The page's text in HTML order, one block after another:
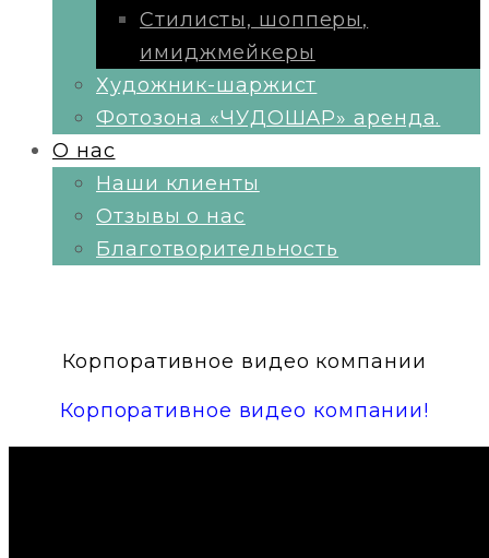
Стилисты, шопперы,
имиджмейкеры
Художник-шаржист
Фотозона «ЧУДОШАР» аренда.
О нас
Наши клиенты
Отзывы о нас
Благотворительность
Корпоративное видео компании
Корпоративное видео компании!